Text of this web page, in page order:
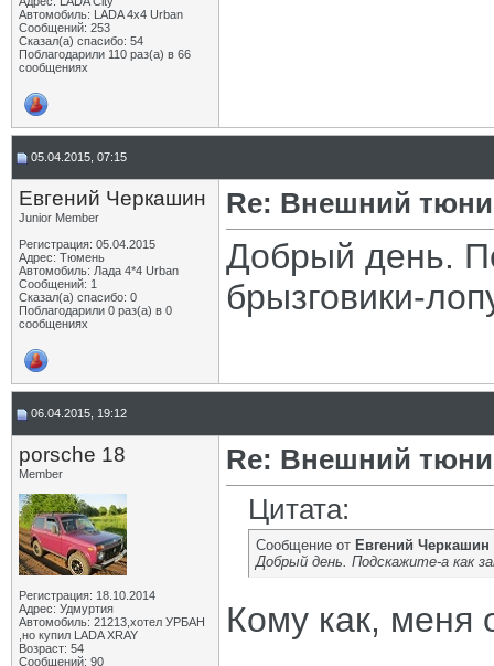
Автомобиль: LADA 4x4 Urban
Сообщений: 253
Сказал(а) спасибо: 54
Поблагодарили 110 раз(а) в 66
сообщениях
05.04.2015, 07:15
Евгений Черкашин
Junior Member
Регистрация: 05.04.2015
Адрес: Тюмень
Автомобиль: Лада 4*4 Urban
Сообщений: 1
Сказал(а) спасибо: 0
Поблагодарили 0 раз(а) в 0
сообщениях
Re: Внешний
Добрый день.
брызговики-
06.04.2015, 19:12
porsche 18
Member
Регистрация: 18.10.2014
Адрес: Удмуртия
Автомобиль: 21213,хотел УРБАН
,но купил LADA XRAY
Возраст: 54
Сообщений: 90
Re: Внешний
Цитата:
Сообщение от Евгений Черкашин
Добрый день. Подскажите-а как
Кому как, меня